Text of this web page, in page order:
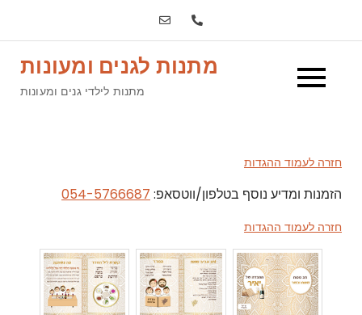
מתנות לגנים ומעונות
מתנות לילדי גנים ומעונות
חזרה לעמוד ההגדות
הזמנות ומדיע נוסף בטלפון/ווטסאפ: 054-5766687
חזרה לעמוד ההגדות